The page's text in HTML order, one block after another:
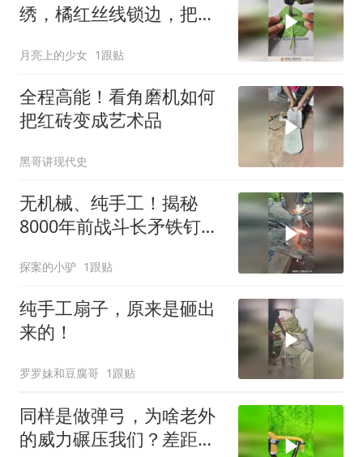
绣，橘红丝线锁边，把绿
月亮上的少女 1跟贴
全程高能！看角磨机如何
把红砖变成艺术品
黑哥讲现代史
无机械、纯手工！揭秘
8000年前战斗长矛铁钉的
探案的小驴 1跟贴
纯手工扇子，原来是砸出
来的！
罗罗妹和豆腐哥 1跟贴
同样是做弹弓，为啥老外
的威力碾压我们？差距一